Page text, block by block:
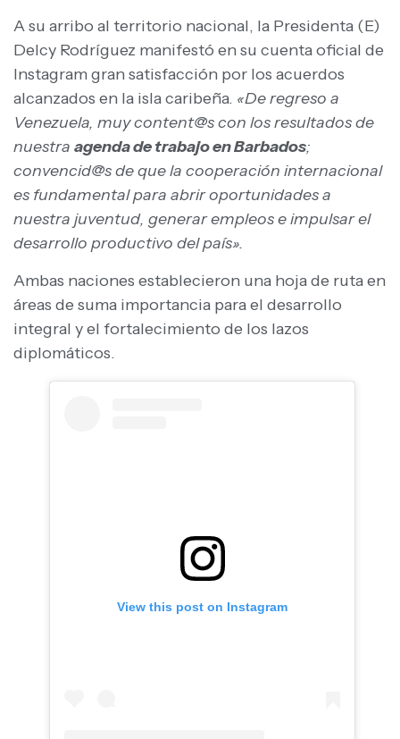
A su arribo al territorio nacional, la Presidenta (E)
Delcy Rodríguez manifestó en su cuenta oficial de
Instagram gran satisfacción por los acuerdos
alcanzados en la isla caribeña. «De regreso a
Venezuela, muy content@s con los resultados de
nuestra agenda de trabajo en Barbados;
convencid@s de que la cooperación internacional
es fundamental para abrir oportunidades a
nuestra juventud, generar empleos e impulsar el
desarrollo productivo del país».
Ambas naciones establecieron una hoja de ruta en
áreas de suma importancia para el desarrollo
integral y el fortalecimiento de los lazos
diplomáticos.
View this post on Instagram